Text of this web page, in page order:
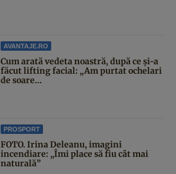
AVANTAJE.RO
Cum arată vedeta noastră, după ce și-a
făcut lifting facial: „Am purtat ochelari
de soare...
PROSPORT
FOTO. Irina Deleanu, imagini
incendiare: „Îmi place să fiu cât mai
naturală”